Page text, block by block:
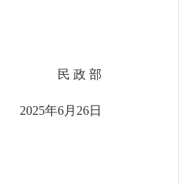
民 政 部
2025年6月26日